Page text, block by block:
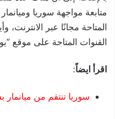
متابعة مواجهة سوريا
المتاحة مجانًا عبر
القنوات المتاحة على موقع
اقرأ ايضاً:
سوريا تنتقم من ميانمار